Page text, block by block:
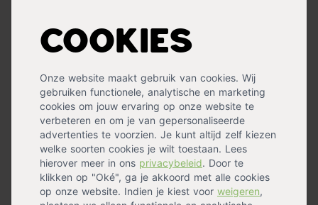
Cookies
Onze website maakt gebruik van cookies. Wij
gebruiken functionele, analytische en marketing
cookies om jouw ervaring op onze website te
verbeteren en om je van gepersonaliseerde
advertenties te voorzien. Je kunt altijd zelf kiezen
welke soorten cookies je wilt toestaan. Lees
hierover meer in ons privacybeleid. Door te
klikken op "Oké", ga je akkoord met alle cookies
op onze website. Indien je kiest voor weigeren,
aanplanten?
Het is belangrijk dat de grond waarop de Camellia
rood groeit voldoende voedzaam en lichtzuur is. De
meest geschikte soort grond hiervoor is Pokon
Hortensia PotgrondofPokon Tuinplanten Grond